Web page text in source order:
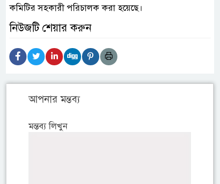
কমিটির সহকারী পরিচালক করা হয়েছে।
নিউজটি শেয়ার করুন
আপনার মন্তব্য
মন্তব্য লিখুন